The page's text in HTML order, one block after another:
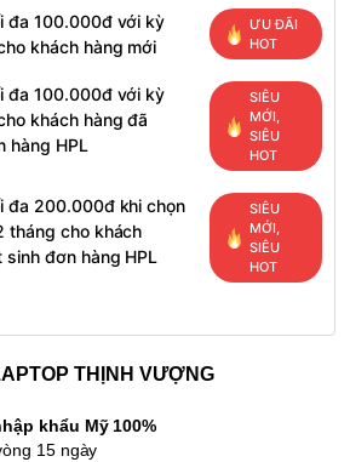
đa 100.000đ với kỳ
khách hàng mới
ƯU ĐÃI
HOT
đa 100.000đ với kỳ
khách hàng đã
hàng HPL
SIÊU
MỚI,
SIÊU
HOT
đa 200.000đ khi chọn
tháng cho khách
sinh đơn hàng HPL
SIÊU
MỚI,
SIÊU
HOT
THỊNH VƯỢNG
khẩu Mỹ 100%
15 ngày